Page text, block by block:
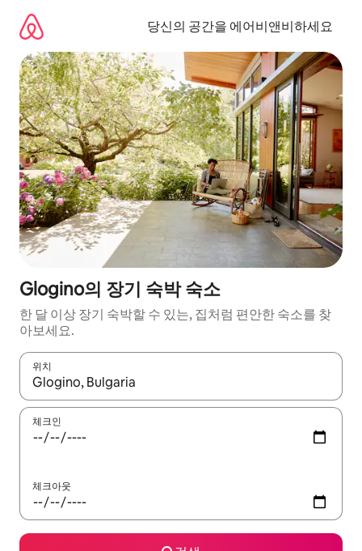
당신의 공간을 에어비앤비하세요
Glogino의 장기 숙박 숙소
한 달 이상 장기 숙박할 수 있는, 집처럼 편안한 숙소를 찾
아보세요.
위치
결과가 나오면 위·아래 화살표 키를 사용하거나 터치 또는 스와이
체크인
체크아웃